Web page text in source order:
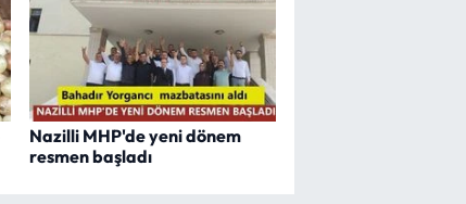
Nazilli MHP'de yeni dönem
resmen başladı